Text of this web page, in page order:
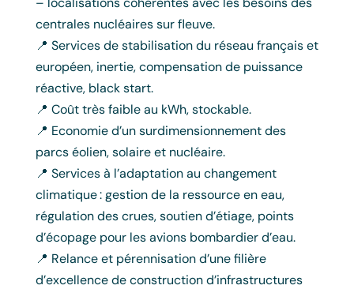
centrales nucléaires sur fleuve.
📍 Services de stabilisation du réseau français et
européen, inertie, compensation de puissance
réactive, black start.
📍 Coût très faible au kWh, stockable.
📍 Economie d’un surdimensionnement des
parcs éolien, solaire et nucléaire.
📍 Services à l’adaptation au changement
climatique : gestion de la ressource en eau,
régulation des crues, soutien d’étiage, points
d’écopage pour les avions bombardier d’eau.
📍 Relance et pérennisation d’une filière
d’excellence de construction d’infrastructures